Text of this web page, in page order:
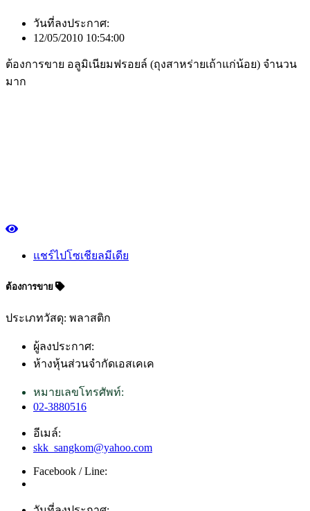
วันที่ลงประกาศ:
12/05/2010 10:54:00
ต้องการขาย อลูมิเนียมฟรอยล์ (ถุงสาหร่ายเถ้าแก่น้อย) จำนวน
มาก
แชร์ไปโซเชียลมีเดีย
ต้องการขาย
ประเภทวัสดุ: พลาสติก
ผู้ลงประกาศ:
ห้างหุ้นส่วนจำกัดเอสเคเค
หมายเลขโทรศัพท์:
02-3880516
อีเมล์:
skk_sangkom@yahoo.com
Facebook / Line: